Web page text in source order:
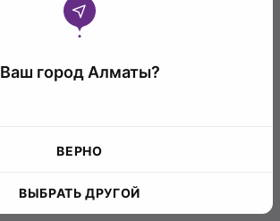
Ваш город Алматы?
ВЕРНО
ВЫБРАТЬ ДРУГОЙ